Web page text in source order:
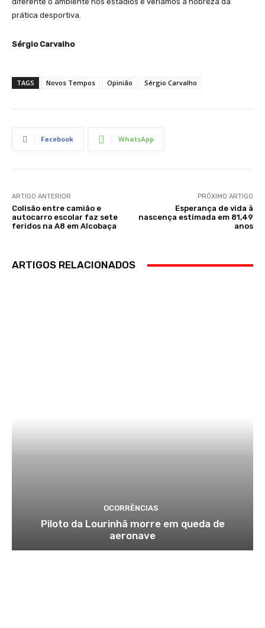
prática desportiva.
Sérgio Carvalho
TAGS Novos Tempos Opinião Sérgio Carvalho
Facebook WhatsApp
ARTIGO ANTERIOR
Colisão entre camião e
autocarro escolar faz sete
feridos na A8 em Alcobaça
PRÓXIMO ARTIGO
Esperança de vida à
nascença estimada em 81,49
anos
ARTIGOS RELACIONADOS
OCORRÊNCIAS
Piloto da Lourinhã morre em queda de
aeronave